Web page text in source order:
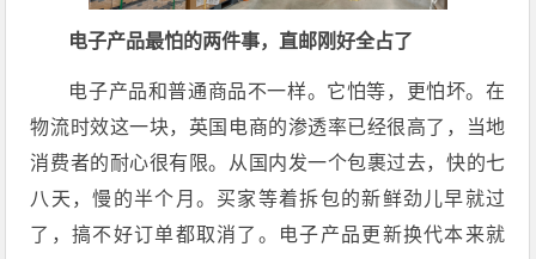
电子产品最怕的两件事，直邮刚好全占了
电子产品和普通商品不一样。它怕等，更怕坏。在
物流时效这一块，英国电商的渗透率已经很高了，当地
消费者的耐心很有限。从国内发一个包裹过去，快的七
八天，慢的半个月。买家等着拆包的新鲜劲儿早就过
了，搞不好订单都取消了。电子产品更新换代本来就